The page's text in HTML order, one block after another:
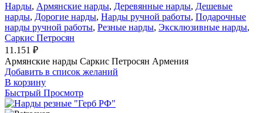
Нарды, Армянские нарды, Деревянные нарды, Дешевые
нарды, Дорогие нарды, Нарды ручной работы, Подарочные
нарды ручной работы, Резные нарды, Эксклюзивные нарды,
Саркис Петросян
11.151 ₽
Армянские нарды Саркис Петросян Армения
Добавить в список желаний
В корзину
Быстрый Просмотр